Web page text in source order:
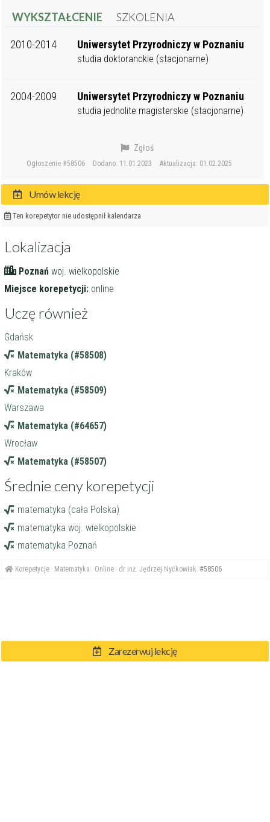
Zarezerwuj lekcję
WYKSZTAŁCENIE SZKOLENIA
2010-2014 Uniwersytet Przyrodniczy w Poznaniu
studia doktoranckie (stacjonarne)
2004-2009 Uniwersytet Przyrodniczy w Poznaniu
studia jednolite magisterskie (stacjonarne)
Ogłoszenie #58506 Dodano: 11.01.2023 Aktualizacja: 01.02.2025
Zgłoś
Umów lekcję
Ten korepetytor nie udostępnił kalendarza
Lokalizacja
Poznań woj. wielkopolskie
Miejsce korepetycji: online
Uczę również
Gdańsk
Matematyka (#58508)
Kraków
Matematyka (#58509)
Warszawa
Matematyka (#64657)
Wrocław
Matematyka (#58507)
Średnie ceny korepetycji
matematyka (cała Polska)
matematyka woj. wielkopolskie
matematyka Poznań
Korepetycje Matematyka Online dr inż. Jędrzej Nyćkowiak #58506